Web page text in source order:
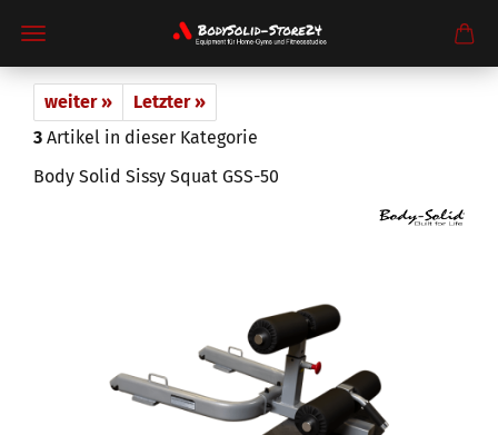
weiter »
Letzter »
3 Artikel in dieser Kategorie
Body Solid Sissy Squat GSS-50